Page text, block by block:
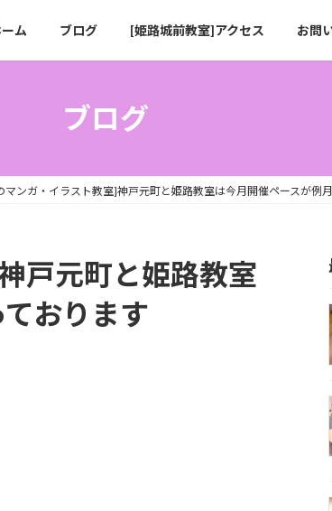
ム ブログ [姫路城前教室]アクセス お問
ブログ
マンガ・イラスト教室]神戸元町と姫路教室は今月開催ペースが例
戸元町と姫路教室
おります